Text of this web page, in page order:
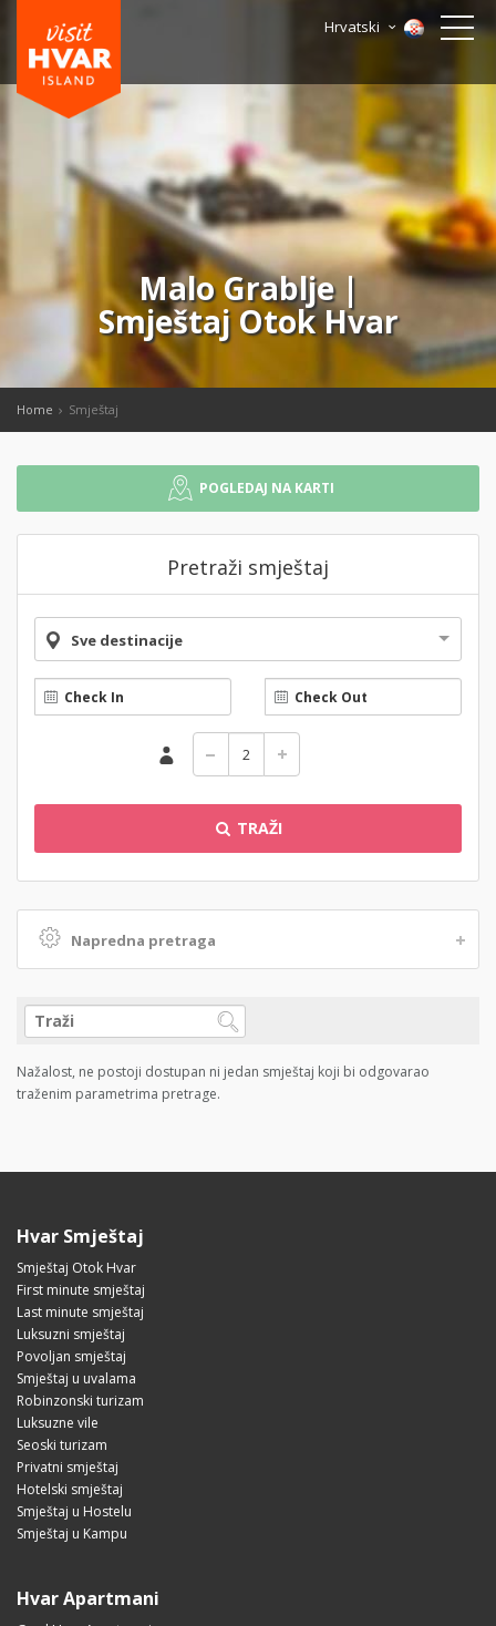
Hrvatski
Malo Grablje |
Smještaj Otok Hvar
Home Smještaj
POGLEDAJ NA KARTI
Pretraži smještaj
Sve destinacije
TRAŽI
Napredna pretraga
Nažalost, ne postoji dostupan ni jedan smještaj koji bi odgovarao
traženim parametrima pretrage.
Hvar Smještaj
Smještaj Otok Hvar
First minute smještaj
Last minute smještaj
Luksuzni smještaj
Povoljan smještaj
Smještaj u uvalama
Robinzonski turizam
Luksuzne vile
Seoski turizam
Privatni smještaj
Hotelski smještaj
Smještaj u Hostelu
Smještaj u Kampu
Hvar Apartmani